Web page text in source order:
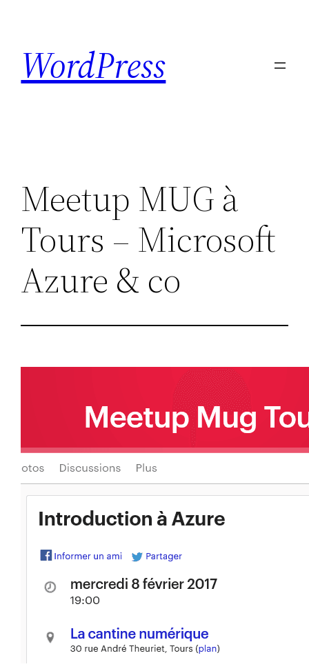
content
WordPress
Meetup MUG à
Tours – Microsoft
Azure & co